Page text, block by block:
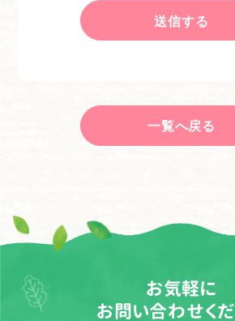
一覧へ戻る
お気軽に
お問い合わせく